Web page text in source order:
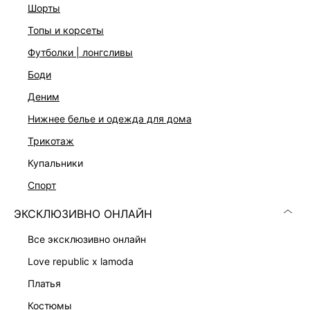
шорты
топы и корсеты
футболки | лонгсливы
боди
деним
нижнее белье и одежда для дома
трикотаж
купальники
спорт
ЭКСКЛЮЗИВНО ОНЛАЙН
все эксклюзивно онлайн
love republic x lamoda
платья
костюмы
Подробные условия доставки и возврата
КОМПАНИЯ
КЛИЕНТАМ
ЛИЧНЫЙ КАБИНЕТ